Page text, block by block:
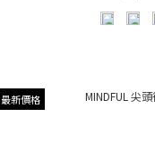
最新價格